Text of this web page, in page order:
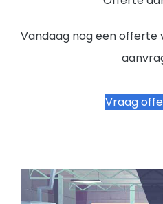
Vandaag nog een
Vraag